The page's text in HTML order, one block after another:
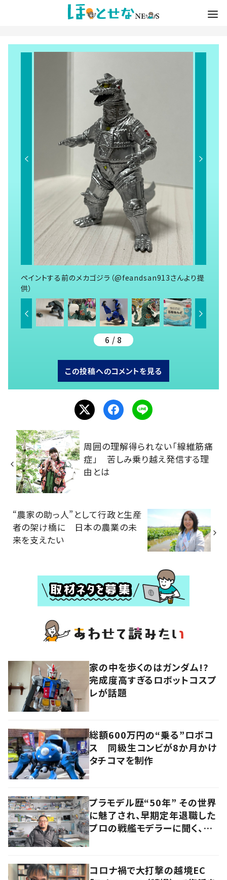
ペイントする前のメカゴジラ（@feandsan913さんより提
供）
6 / 8
この投稿へのコメントを見る
周囲の理解得られない「線維筋痛
症」 苦しみ乗り越え発信する理
由とは
“農家の助っ人”として行政と生産
者の架け橋に 日本の農業の未
来を支えたい
家の中を歩くのはガンダム!?
完成度高すぎるロボットコスプ
レが話題
総額600万円の“乗る”ロボコ
ス 同級生コンビが8か月かけ
タチコマを制作
プラモデル歴“50年” その世界
に魅了され、早期定年退職した
プロの戦艦モデラーに聞く、充
コロナ禍で大打撃の越境EC